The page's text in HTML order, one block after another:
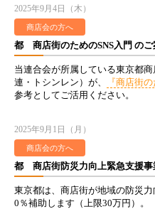
2025年9月4日（木）
商店会の方へ
都 商店街のためのSNS入門 のご
当連合会が所属している東京都
連・トシンレン）が、
『商店街
参考としてご活用ください。
2025年9月1日（月）
商店会の方へ
都 商店街防災力向上緊急支援事
東京都は、商店街が地域の防災
0％補助します（上限30万円）。